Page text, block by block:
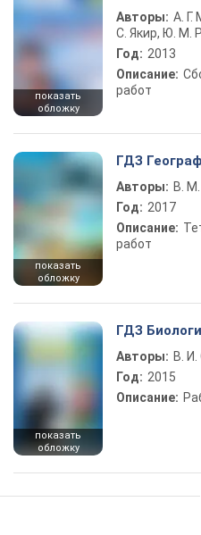
показать
обложку
Авторы: А. Г.
С. Якир, Ю. М.
Год: 2013
Описание:
работ
показать
обложку
ГДЗ
Авторы: В.
Год: 2017
Описание:
работ
показать
обложку
ГДЗ
Авторы: В.
Год: 2015
Описание: